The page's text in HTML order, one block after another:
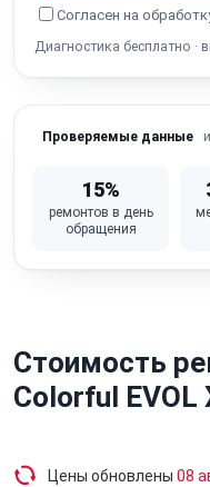
Разбит экран
Согласен на
Диагностика бесплатно ·
Проверяемые данные
15%
ремонтов в день
обращения
Стоимость
Colorful EVOL
Цены обновлены 08